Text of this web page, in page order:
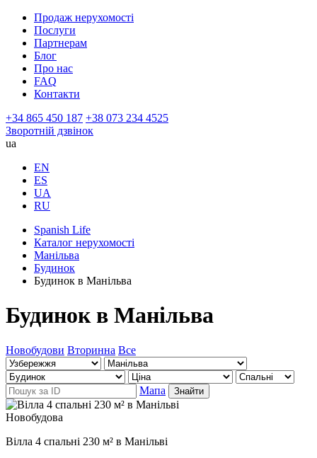
Продаж нерухомості
Послуги
Партнерам
Блог
Про нас
FAQ
Контакти
+34 865 450 187 +38 073 234 4525
Зворотній дзвінок
ua
EN
ES
UA
RU
Spanish Life
Каталог нерухомості
Манільва
Будинок
Будинок в Манільва
Будинок в Манільва
Новобудови Вторинна Все
Мапа Знайти
Новобудова
Вілла 4 спальні 230 м² в Манільві